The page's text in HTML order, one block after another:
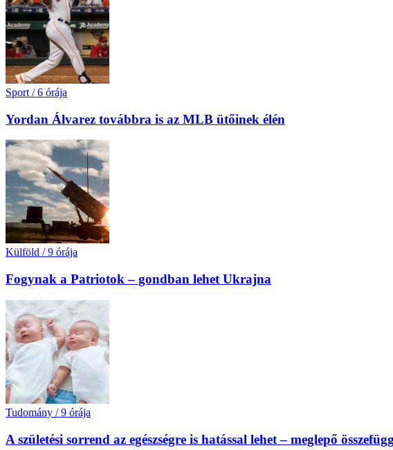
Sport / 6 órája
Yordan Álvarez továbbra is az MLB ütőinek élén
Külföld / 9 órája
Fogynak a Patriotok – gondban lehet Ukrajna
Tudomány / 9 órája
A születési sorrend az egészségre is hatással lehet – meglepő